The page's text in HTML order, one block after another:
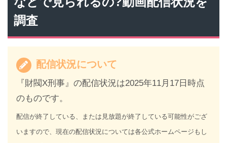
調査
配信状況について
『財閥X刑事』の配信状況は2025年11月17日時点
のものです。
配信が終了している、または見放題が終了している可能性がござ
いますので、現在の配信状況については各公式ホームページもし